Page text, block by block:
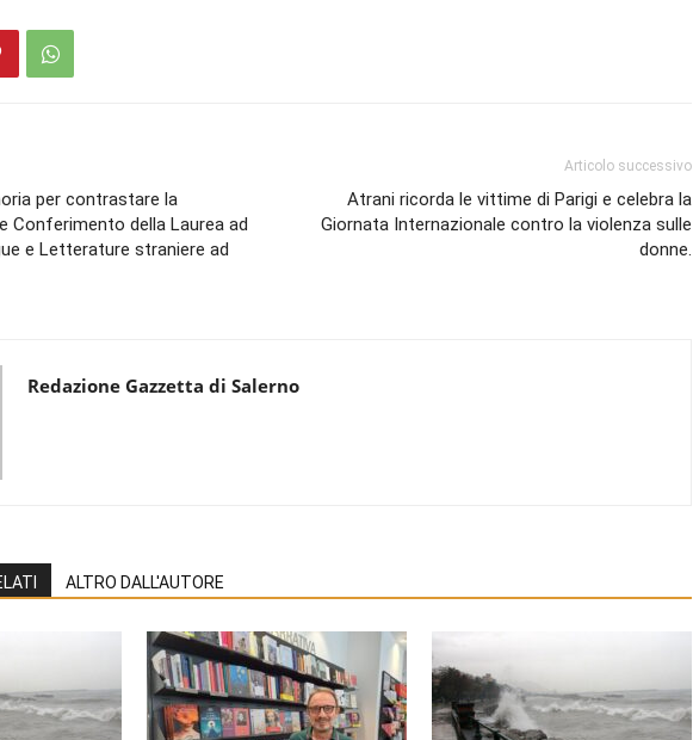
per contrastare la
Conferimento della Laurea ad
e Letterature straniere ad
Articolo successivo
Atrani ricorda le vittime di Parigi e celebra la
Giornata Internazionale contro la violenza sulle
donne.
Redazione Gazzetta di Salerno
ALTRO DALL'AUTORE